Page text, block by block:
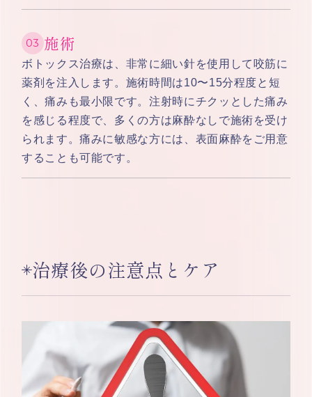
施術
ボトックス治療は、非常に細い針を使用して咬筋に
薬剤を注入します。施術時間は10〜15分程度と短
く、痛みも最小限です。注射時にチクッとした痛み
を感じる程度で、多くの方は麻酔なしで施術を受け
られます。痛みに敏感な方には、表面麻酔をご用意
することも可能です。
治療後の注意点とケア